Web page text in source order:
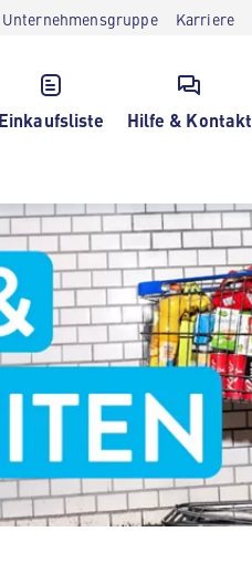
Unternehmensgruppe Karriere
Einkaufsliste Hilfe & Kontakt